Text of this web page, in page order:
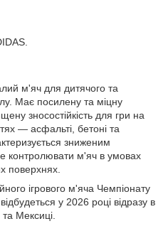
м'яч для дитячого та
Має посилену та міцну
зносостійкість для гри на
— асфальті, бетоні та
зниженим
контролювати м'яч в умовах
поверхнях.
ігрового м'яча Чемпіонату
у 2026 році відразу в
Мексиці.